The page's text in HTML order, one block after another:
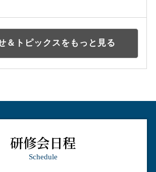
＆トピックスをもっと見る
研修会日程
Schedule